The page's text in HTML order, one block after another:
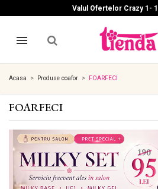
Valul Ofertelor Crazy 1-
Acasa Produse coafor FOARFECI
FOARFECI